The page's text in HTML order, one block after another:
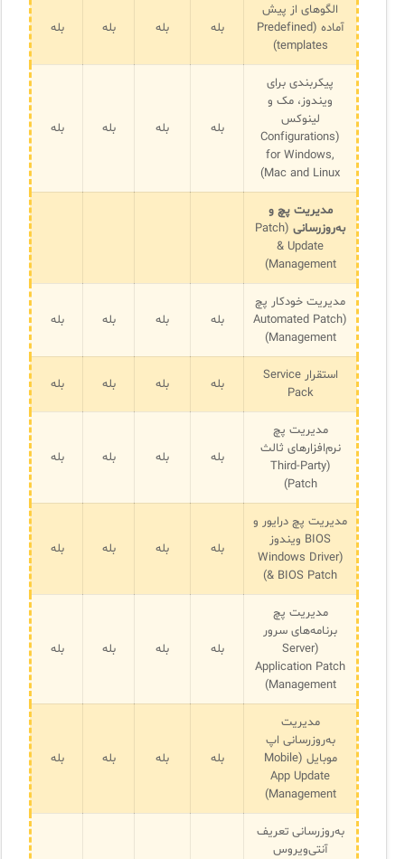
الگوهای از پیش
آماده (Predefined
templates)
بله بله بله بله
پیکربندی برای
ویندوز، مک و
لینوکس
(Configurations
for Windows,
Mac and Linux)
بله بله بله بله
مدیریت پچ و
به‌روزرسانی (Patch
& Update
Management)
مدیریت خودکار پچ
(Automated Patch
Management)
بله بله بله بله
استقرار Service
Pack
بله بله بله بله
مدیریت پچ
نرم‌افزارهای ثالث
(Third-Party
Patch)
بله بله بله بله
مدیریت پچ درایور و
BIOS ویندوز
(Windows Driver
& BIOS Patch)
بله بله بله بله
مدیریت پچ
برنامه‌های سرور
(Server
Application Patch
Management)
بله بله بله بله
مدیریت
به‌روزرسانی اپ
موبایل (Mobile
App Update
Management)
بله بله بله بله
به‌روزرسانی تعریف
آنتی‌ویروس